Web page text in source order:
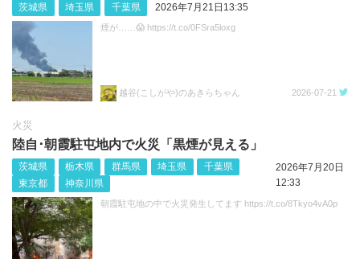
茨城県 埼玉県 千葉県 2026年7月21日13:35
煙が……😱 https://t.co/0FSra5loxg
越谷(こしがや)のあきらちゃん 2026-07-21
火災
陸自･朝霞駐屯地内で火災「黒煙が見える」
茨城県 栃木県 群馬県 埼玉県
千葉県
東京都
神奈川県
2026年7月20日
12:33
朝霞駐屯地の中で火災発生してます https://t.co/8Tkyo4vA0p